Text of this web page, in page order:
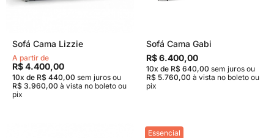
Sofá Cama Lizzie
A partir de
R$ 4.400,00
10x de R$ 440,00 sem juros ou
R$ 3.960,00 à vista no boleto ou
pix
Sofá Cama Gabi
R$ 6.400,00
10x de R$ 640,00 sem juros ou
R$ 5.760,00 à vista no boleto ou
pix
Essencial